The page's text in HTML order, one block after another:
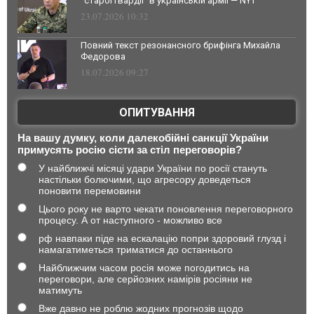
23.07.2026 10:32
Повний текст резонансного брифінга Михайла
Федорова
18.07.2026 09:27
ОПИТУВАННЯ
На вашу думку, коли далекобійні санкції України
примусять росію сісти за стіл переговорів?
У найближчі місяці удари України по росії стануть
настільки болючими, що агресору доведеться
поновити перемовини
Цього року не варто чекати поновлення переговорного
процесу. А от наступного - можливо все
рф навпаки піде на ескалацію попри здоровий глузд і
намагатиметься триматися до останнього
Найближчим часом росія може погодитись на
переговори, але серйозних намірів росіяни не
матимуть
Вже давно не роблю жодних прогнозів щодо